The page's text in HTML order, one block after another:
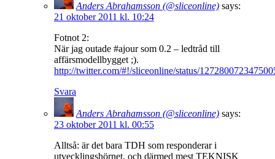
Anders Abrahamsson (@sliceonline) says:
21 oktober 2011 kl. 10:24
Fotnot 2:
När jag outade #ajour som 0.2 – ledtråd till
affärsmodellbygget ;).
http://twitter.com/#!/sliceonline/status/
Svara
Anders Abrahamsson (@sliceonline) says:
23 oktober 2011 kl. 00:55
Alltså: är det bara TDH som responderar i
utvecklingshörnet, och därmed mest TEKNISK